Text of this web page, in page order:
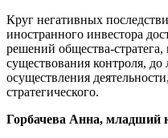
Круг негативных
иностранного инвестора
решений общества-
существования контроля,
осуществления
стратегического.
Горбачева Анна, младший